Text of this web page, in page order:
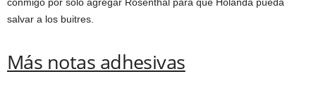
salvar a los buitres.
Más notas adhesivas